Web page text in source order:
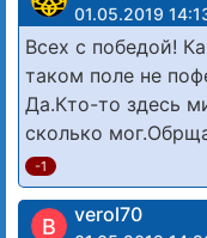
01.05.2019
Всех с победой!
таком поле не
Да.Кто-то здесь
сколько
-1
В verol70